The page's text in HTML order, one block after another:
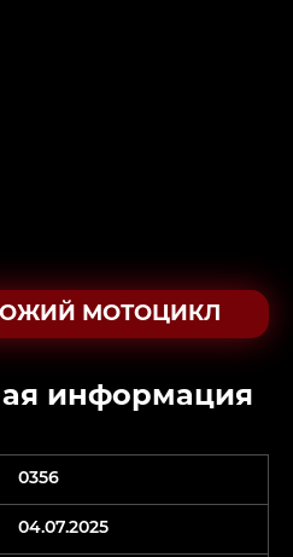
МОТОЦИКЛ
информация
0356
04.07.2025